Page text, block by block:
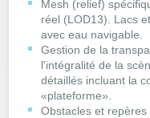
Mesh (relief)
réel (LOD13). Lacs
avec eau navigable.
Gestion de la
l'intégralité de la
détaillés incluant la
«plateforme».
Obstacles et